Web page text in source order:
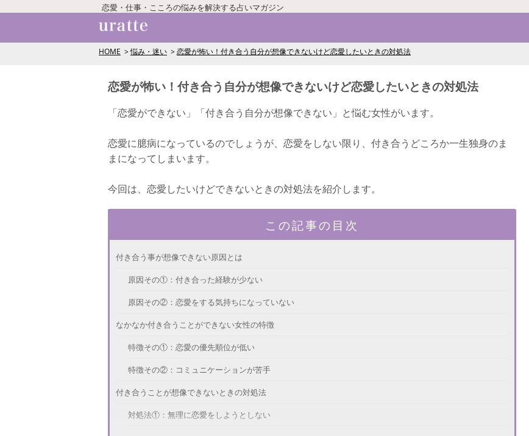
恋愛・仕事・こころの悩みを解決する占いマガジン
HOME 悩み・迷い 恋愛が怖い！付き合う自分が想像できないけど恋愛したいときの対処法
恋愛が怖い！付き合う自分が想像できないけど恋愛したいときの対処法
「恋愛ができない」「付き合う自分が想像できない」と悩む女性がいます。
恋愛に臆病になっているのでしょうが、恋愛をしない限り、付き合うどころか一生独身のま
まになってしまいます。
今回は、恋愛したいけどできないときの対処法を紹介します。
この記事の目次
付き合う事が想像できない原因とは
原因その①：付き合った経験が少ない
原因その②：恋愛をする気持ちになっていない
なかなか付き合うことができない女性の特徴
特徴その①：恋愛の優先順位が低い
特徴その②：コミュニケーションが苦手
付き合うことが想像できないときの対処法
対処法①：無理に恋愛をしようとしない